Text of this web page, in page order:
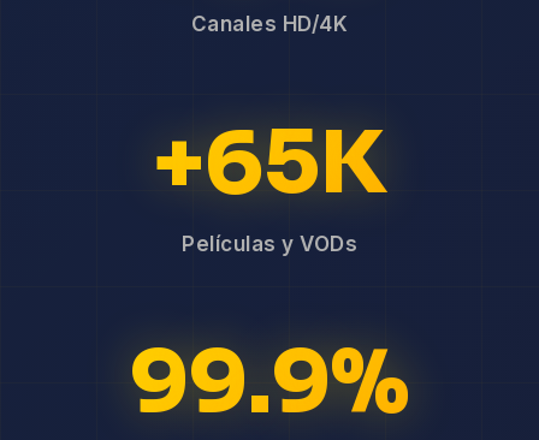
Canales HD/4K
+65K
Películas y VODs
99.9%